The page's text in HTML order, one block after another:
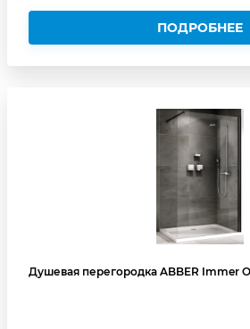
ПОДРОБНЕЕ
Душевая перегородка ABBER Immer